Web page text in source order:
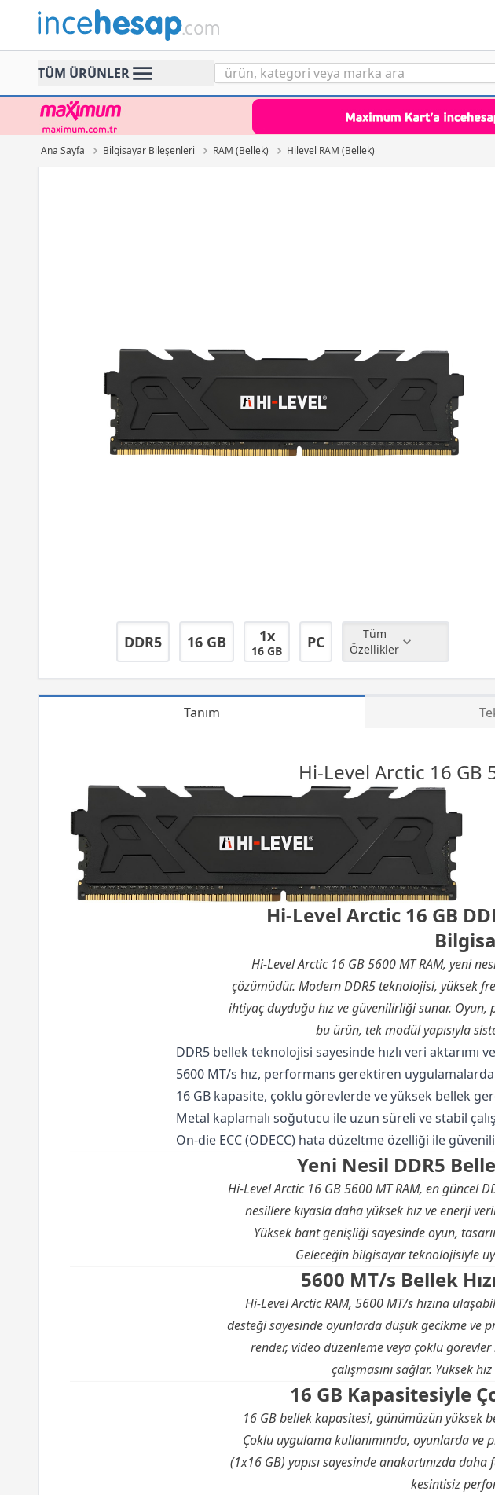
Incehesap
TÜM ÜRÜNLER
Ana Sayfa Bilgisayar Bileşenleri RAM (Bellek) Hilevel RAM (Bellek)
DDR5 16 GB 1x
16 GB PC
Tüm
Özellikler
Tanım
Hi-Level Arctic 16 GB
Hi-Level Arctic 16 GB
Hi-Level Arctic 16 GB 5600 MT RAM, yeni
çözümüdür. Modern DDR5 teknolojisi, yüksek
ihtiyaç duyduğu hız ve güvenilirliği sunar.
bu ürün, tek modül yapısıyla
DDR5 bellek teknolojisi sayesinde hızlı veri aktarımı
5600 MT/s hız, performans gerektiren
16 GB kapasite, çoklu görevlerde ve yüksek bellek
Metal kaplamalı soğutucu ile uzun süreli ve stabil
On-die ECC (ODECC) hata düzeltme özelliği ile
Yeni Nesil DDR5
Hi-Level Arctic 16 GB 5600 MT RAM, en güncel
nesillere kıyasla daha yüksek hız ve enerji
Yüksek bant genişliği sayesinde oyun,
Geleceğin bilgisayar teknolojisiyle
5600 MT/s Bellek
Hi-Level Arctic RAM, 5600 MT/s hızına
desteği sayesinde oyunlarda düşük gecikme ve
render, video düzenleme veya çoklu
çalışmasını sağlar. Yüksek
16 GB Kapasitesiyle
16 GB bellek kapasitesi, günümüzün yüksek
Çoklu uygulama kullanımında, oyunlarda ve
(1x16 GB) yapısı sayesinde anakartınızda
kesintisiz